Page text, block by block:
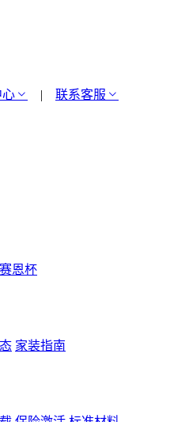
心 | 联系客服
恩杯
家装指南